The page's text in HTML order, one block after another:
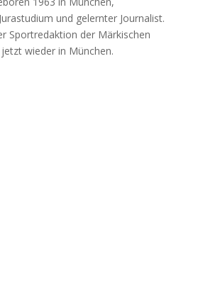
und gelernter Journalist.
Sportredaktion der Märkischen
wieder in München.